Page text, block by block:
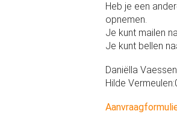
Heb je een
opnemen.
Je kunt mailen
Je kunt bellen
Daniëlla
Hilde